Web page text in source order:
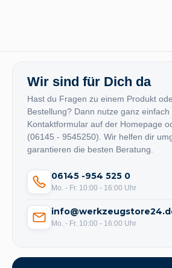
Wir sind für Dich da
Hast du Fragen zu einem Produkt
Bestellung? Dann nutze ganz einfach
Kontaktformular auf der Homepage
(06145 - 9545250). Wir helfen dir
garantieren die besten Beratung.
06145 -954 525 0
Mo. - Fr. 10:00 - 16:00 Uhr
Mo. - Fr. 10:00 - 16:00 Uhr